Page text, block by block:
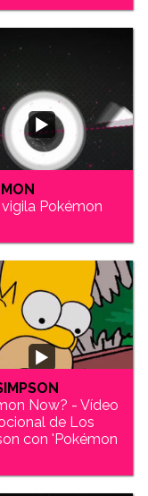
Pokémon
Now? - Vídeo
de Los
con 'Pokémon